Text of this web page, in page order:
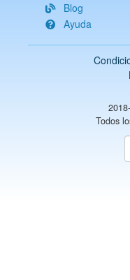
Blog
Ayuda
Todos